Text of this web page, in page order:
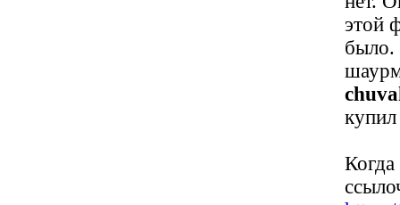
этой
было.